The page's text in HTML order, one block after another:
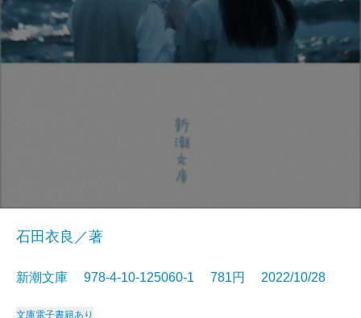
石田衣良／著
新潮文庫 978-4-10-125060-1 781円 2022/10/28
文庫電子書籍あり